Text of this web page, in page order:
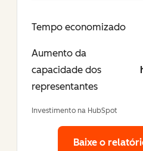
Tempo economizado
Aumento da
capacidade dos
representantes
Investimento na HubSpot
Baixe o